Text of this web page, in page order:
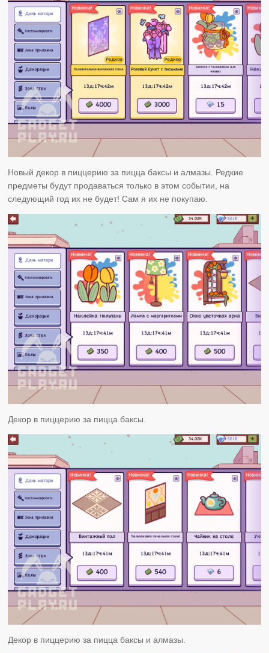
Новый декор в пиццерию за пицца баксы и алмазы. Редкие
предметы будут продаваться только в этом событии, на
следующий год их не будет! Сам я их не покупаю.
Декор в пиццерию за пицца баксы.
Декор в пиццерию за пицца баксы и алмазы.